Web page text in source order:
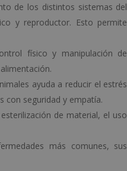
de los distintos sistemas del
y reproductor. Esto permite
físico y manipulación de
ayuda a reducir el estrés
con seguridad y empatía.
de material, el uso
más comunes, sus